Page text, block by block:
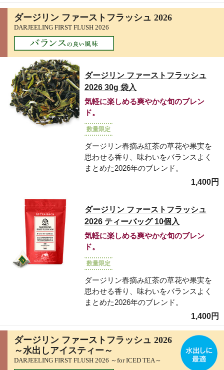
ダージリン ファーストフラッシュ 2026
DARJEELING FIRST FLUSH 2026
ダージリン ファーストフラッシュ
2026 30g 袋入
気軽に楽しめる爽やかな旬のブレン
ド。
数量限定
ダージリン春摘み紅茶の草花や果実を
思わせる香り、味わいをバランスよく
まとめた2026年のブレンド。
1,400円
ダージリン ファーストフラッシュ
2026 ティーバッグ 10個入
気軽に楽しめる爽やかな旬のブレン
ド。
数量限定
ダージリン春摘み紅茶の草花や果実を
思わせる香り、味わいをバランスよく
まとめた2026年のブレンド。
1,400円
ダージリン ファーストフラッシュ 2026
～水出しアイスティー～
DARJEELING FIRST FLUSH 2026 ～for ICED TEA～